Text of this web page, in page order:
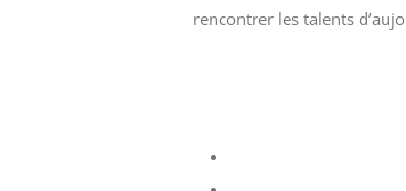
rencontrer les talents